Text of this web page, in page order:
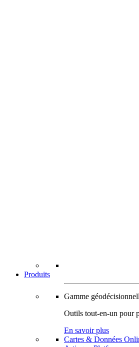
Produits
Gamme
Outils tout-en-un pour
En savoir plus
Cartes & Données